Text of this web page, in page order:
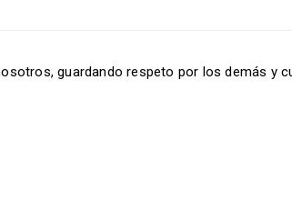
guardando respeto por los demás y